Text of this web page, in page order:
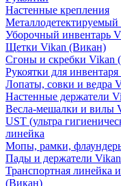
Настенные крепления
Металлодетектируемый
Уборочный инвентарь
Щетки Vikan (Викан)
Сгоны и скребки Vikan
Рукоятки для
Лопаты, совки и ведра
Настенные держатели
Весла-мешалки и вилы
UST (ультра
линейка
Мопы, рамки,
Пады и держатели
Транспортная линейка
(Викан)